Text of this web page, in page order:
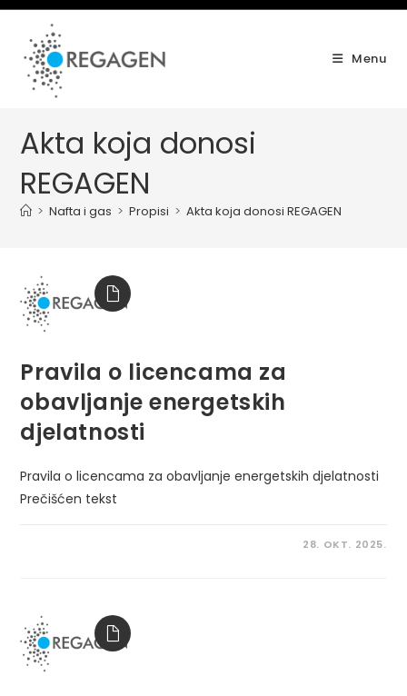
Skip
content
Menu
Akta koja donosi
REGAGEN
> Nafta i gas > Propisi > Akta koja donosi REGAGEN
Pravila o licencama za
obavljanje energetskih
djelatnosti
Pravila o licencama za obavljanje energetskih djelatnosti
Prečišćen tekst
28. OKT. 2025.